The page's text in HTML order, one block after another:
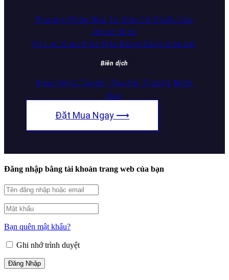
Phương Pháp Đầu Tư Siêu Cổ Phiếu Của
Jesse Stine
Kỷ Lục Giao Dịch Hậu Bong Bóng Internet
Biên dịch
Khúc Ngọc Tuyên, Thu Hà, Trương Minh
Huy
Đặt Mua Ngay ⟶
Đăng nhập bằng tài khoản trang web của bạn
Bạn quên mật khẩu?
Ghi nhớ trình duyệt